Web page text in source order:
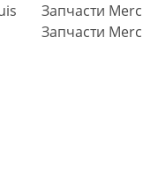
Запчасти
Запчасти